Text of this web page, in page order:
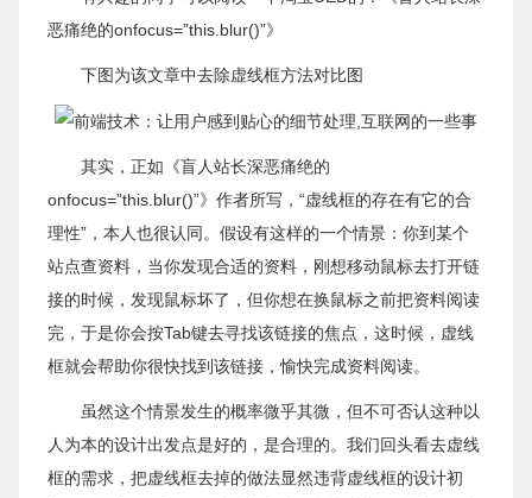
恶痛绝的onfocus=”this.blur()”》
下图为该文章中去除虚线框方法对比图
其实，正如《盲人站长深恶痛绝的
onfocus=”this.blur()”》作者所写，“虚线框的存在有它的合
理性”，本人也很认同。假设有这样的一个情景：你到某个
站点查资料，当你发现合适的资料，刚想移动鼠标去打开链
接的时候，发现鼠标坏了，但你想在换鼠标之前把资料阅读
完，于是你会按Tab键去寻找该链接的焦点，这时候，虚线
框就会帮助你很快找到该链接，愉快完成资料阅读。
虽然这个情景发生的概率微乎其微，但不可否认这种以
人为本的设计出发点是好的，是合理的。我们回头看去虚线
框的需求，把虚线框去掉的做法显然违背虚线框的设计初